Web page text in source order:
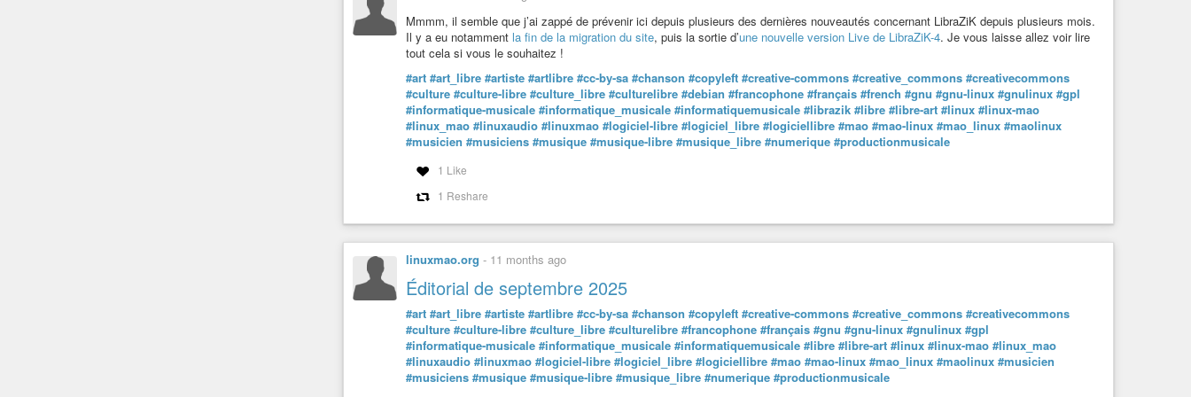
Humaine
poesy@diaspora-fr.org
Krugor
Krugor
krugor@diaspora.psyco.fr
L’illustre inconnu
L’illustre inconnu
illustre_inconnu@diaspora-fr.org
L’intrus
#philosophie #art
frenchhope@diaspora-fr.org
#science #écologie #logiciellibre
Loposum
Loposum
loposum@diaspora-fr.org
#conscience #respiration #music #linux #guitar
Lulu du Mont Perdu
Lulu du Mont Perdu
alaincognito@diaspora-fr.org
Mmmm, il semble que j’ai zappé de prévenir ici depuis plusieurs des dernières nouveautés concernant LibraZiK depuis plusieurs mois.
Il y a eu notamment la fin de la migration du site, puis la sortie d’une nouvelle version Live de LibraZiK-4. Je vous laisse allez voir lire
tout cela si vous le souhaitez !
#art #art_libre #artiste #artlibre #cc-by-sa #chanson #copyleft #creative-commons #creative_commons #creativecommons
#culture #culture-libre #culture_libre #culturelibre #debian #francophone #français #french #gnu #gnu-linux #gnulinux #gpl
#informatique-musicale #informatique_musicale #informatiquemusicale #librazik #libre #libre-art #linux #linux-mao
#linux_mao #linuxaudio #linuxmao #logiciel-libre #logiciel_libre #logiciellibre #mao #mao-linux #mao_linux #maolinux
#musicien #musiciens #musique #musique-libre #musique_libre #numerique #productionmusicale
1 Like
1 Reshare
linuxmao.org - 11 months ago
Éditorial de septembre 2025
#art #art_libre #artiste #artlibre #cc-by-sa #chanson #copyleft #creative-commons #creative_commons #creativecommons
#culture #culture-libre #culture_libre #culturelibre #francophone #français #gnu #gnu-linux #gnulinux #gpl
#informatique-musicale #informatique_musicale #informatiquemusicale #libre #libre-art #linux #linux-mao #linux_mao
#linuxaudio #linuxmao #logiciel-libre #logiciel_libre #logiciellibre #mao #mao-linux #mao_linux #maolinux #musicien
#musiciens #musique #musique-libre #musique_libre #numerique #productionmusicale